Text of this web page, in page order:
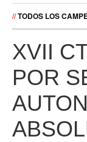
//TODOS LOS
XVII
POR